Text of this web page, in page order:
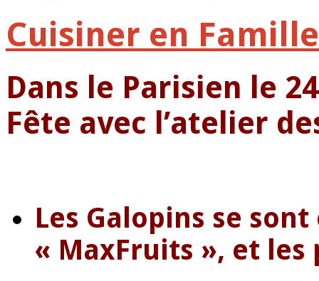
Cuisiner en
Dans le Parisien le
Fête avec l’atelier
Les Galopins se
« MaxFruits », et les